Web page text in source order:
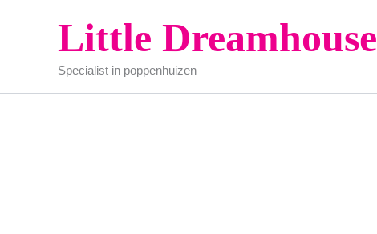
Little Dreamhouse
Specialist in poppenhuizen